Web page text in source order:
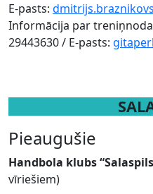
E-pasts:
Informācija par
29443630 / E-pasts:
Pieaugušie
Handbola klubs
vīriešiem)